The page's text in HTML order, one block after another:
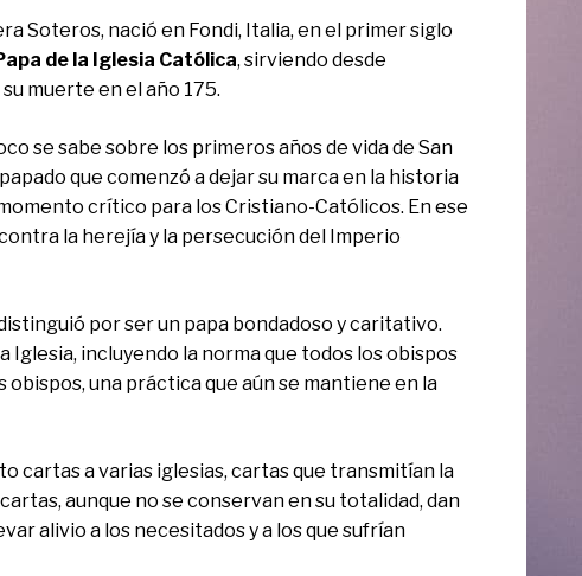
Soteros, nació en Fondi, Italia, en el primer siglo
de la Iglesia Católica, sirviendo desde
muerte en el año 175.
se sabe sobre los primeros años de vida de San
que comenzó a dejar su marca en la historia
crítico para los Cristiano-Católicos. En ese
la herejía y la persecución del Imperio
por ser un papa bondadoso y caritativo.
incluyendo la norma que todos los obispos
una práctica que aún se mantiene en la
cartas a varias iglesias, cartas que transmitían la
aunque no se conservan en su totalidad, dan
alivio a los necesitados y a los que sufrían